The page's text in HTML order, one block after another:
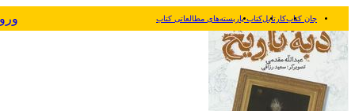
جان کتابکارتابلکتاب یار بسته‌های مطالعاتی کتاب